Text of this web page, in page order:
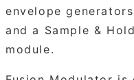
envelope
and a Sample &
module.